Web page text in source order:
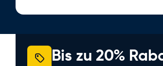
Bis zu 20%